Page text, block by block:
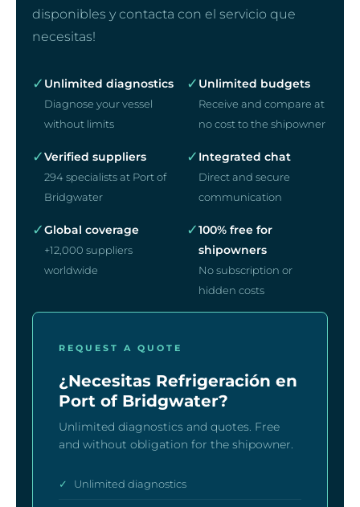
disponibles y contacta con el servicio que
necesitas!
✓ Unlimited diagnostics
Diagnose your vessel
without limits
✓ Unlimited budgets
Receive and compare at
no cost to the shipowner
✓Verified suppliers
294 specialists at Port of
Bridgwater
✓ Integrated chat
Direct and secure
communication
✓Global coverage
+12,000 suppliers
worldwide
✓100% free for
shipowners
No subscription or
hidden costs
REQUEST A QUOTE
¿Necesitas Refrigeración en
Port of Bridgwater?
Unlimited diagnostics and quotes. Free
and without obligation for the shipowner.
✓ Unlimited diagnostics